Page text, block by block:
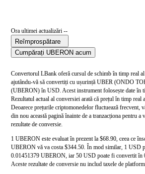
Ora ultimei actualizări --
Reîmprospătare
Cumpărați UBERON acum
Convertorul LBank oferă cursul de schimb în timp real
ajutându-vă să convertiți cu ușurință UBER (ONDO
(UBERON) în USD. Acest instrument folosește date în
Rezultatul actual al conversiei arată că prețul în timp
Deoarece prețurile criptomonedelor fluctuează frecvent,
din nou această pagină înainte de a tranzacționa pentru a
rezultate de conversie.
1 UBERON este evaluat în prezent la $68.90, ceea ce
UBERON vă va costa $344.50. În mod similar, 1 USD
0.01451379 UBERON, iar 50 USD poate fi convertit în
Aceste rezultate de conversie nu includ taxele de